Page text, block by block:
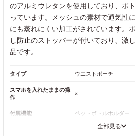
のアルミウレタンを使用しており、ボ
っています。メッシュの素材で通気性
にも蒸れにくい加工がされています。
し防止のストッパーが付いており、激
品です。
タイプ ウエストポーチ
スマホを入れたままの操
作
×
付属機能 ペットボトルホルダー
全部見る